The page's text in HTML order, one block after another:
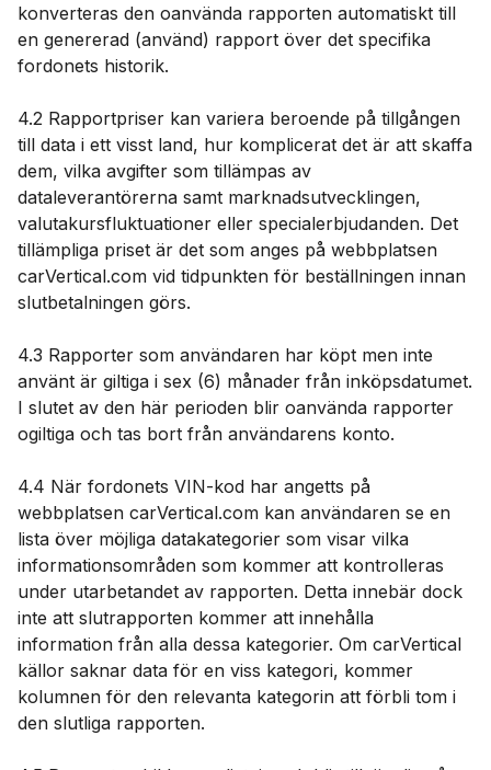
konverteras den oanvända rapporten automatiskt till
en genererad (använd) rapport över det specifika
fordonets historik.
4.2 Rapportpriser kan variera beroende på tillgången
till data i ett visst land, hur komplicerat det är att skaffa
dem, vilka avgifter som tillämpas av
dataleverantörerna samt marknadsutvecklingen,
valutakursfluktuationer eller specialerbjudanden. Det
tillämpliga priset är det som anges på webbplatsen
carVertical.com vid tidpunkten för beställningen innan
slutbetalningen görs.
4.3 Rapporter som användaren har köpt men inte
använt är giltiga i sex (6) månader från inköpsdatumet.
I slutet av den här perioden blir oanvända rapporter
ogiltiga och tas bort från användarens konto.
4.4 När fordonets VIN-kod har angetts på
webbplatsen carVertical.com kan användaren se en
lista över möjliga datakategorier som visar vilka
informationsområden som kommer att kontrolleras
under utarbetandet av rapporten. Detta innebär dock
inte att slutrapporten kommer att innehålla
information från alla dessa kategorier. Om carVertical
källor saknar data för en viss kategori, kommer
kolumnen för den relevanta kategorin att förbli tom i
den slutliga rapporten.